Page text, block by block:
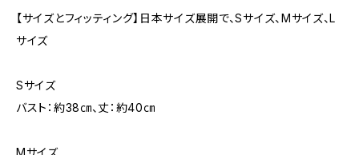
【サイズとフィッティング】日本サイズ展開で、Sサイズ、Mサイズ、L
サイズ
Sサイズ
バスト：約38㎝、丈：約40㎝